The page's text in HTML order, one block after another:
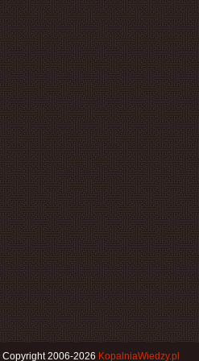
2006-2026 KopalniaWiedzy.pl